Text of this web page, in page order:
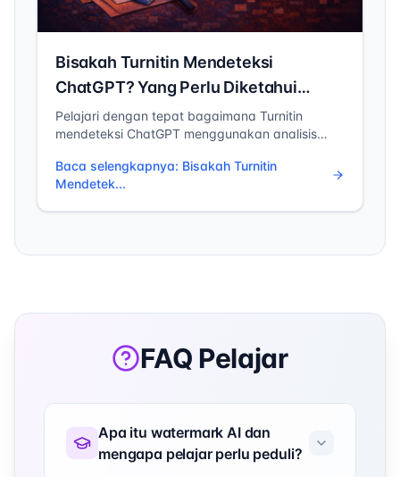
Bisakah Turnitin Mendeteksi
ChatGPT? Yang Perlu Diketahui
Mahasiswa di 2026
Pelajari dengan tepat bagaimana Turnitin
mendeteksi ChatGPT menggunakan analisis
keterbatasan, dan cara memastikan dokumen
bersih.
Baca selengkapnya: Bisakah Turnitin
Mendetek...
FAQ Pelajar
Apa itu watermark AI dan
mengapa pelajar perlu peduli?